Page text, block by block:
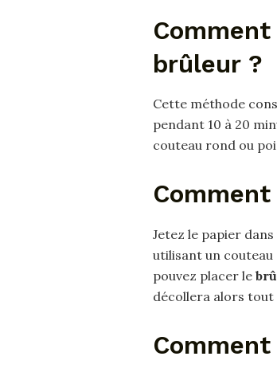
brûleur ?
Cette méthode
pendant 10 à 20
couteau rond ou
Jetez le papier
utilisant un couteau
pouvez placer le
décollera alors tout